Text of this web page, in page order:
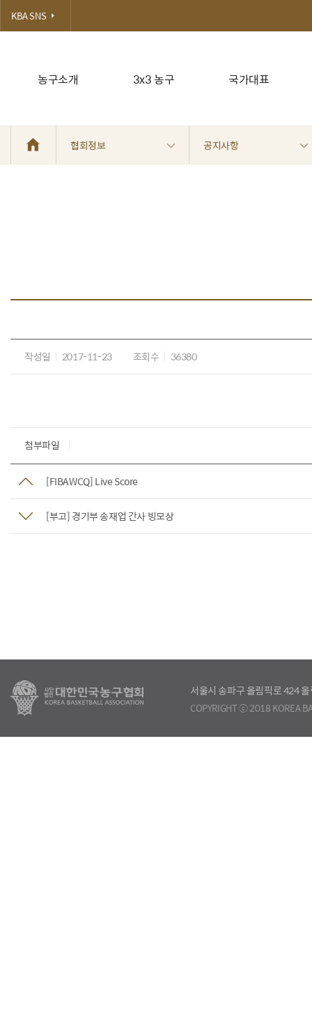
농구소개 3x3 농구 국가대표
KBA SNS
협회정보 공지사항
작성일 2017-11-23 조회수 36380
첨부파일
[FIBAWCQ] Live Score
[부고] 경기부 송재업 간사 빙모상
서울시 송파구 올림픽로 424
COPYRIGHT ⓒ 2018 KOREA